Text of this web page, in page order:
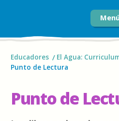
Educadores
El Agua:
Punto de Lectura
Punto de